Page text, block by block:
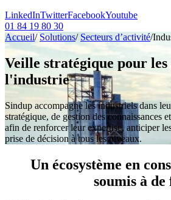
LinkedInTwitterFacebookYoutube
01 84 19 80 30
Accueil/ Solutions/ Secteurs d’activité/
Veille stratégique pour les
l'industrie
Sindup accompagne les industriels dans
stratégique, de gestion des connaissances
afin de renforcer leur expertise, anticiper
prise de décision à tous les niveaux.
Un écosystème en
soumis à de